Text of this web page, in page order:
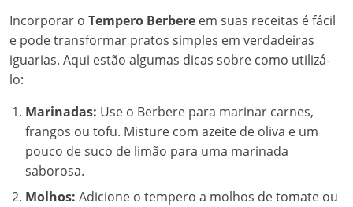
Incorporar o Tempero Berbere em suas receitas é fácil
e pode transformar pratos simples em verdadeiras
iguarias. Aqui estão algumas dicas sobre como utilizá-
lo:
Marinadas: Use o Berbere para marinar carnes,
frangos ou tofu. Misture com azeite de oliva e um
pouco de suco de limão para uma marinada
saborosa.
Molhos: Adicione o tempero a molhos de tomate ou